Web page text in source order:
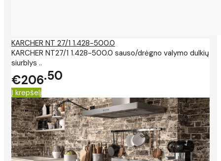
KARCHER NT 27/1 1.428-500.0
KARCHER NT27/1 1.428-500.0 sauso/drėgno valymo dulkių
siurblys ..
€206 50
Į krepšelį